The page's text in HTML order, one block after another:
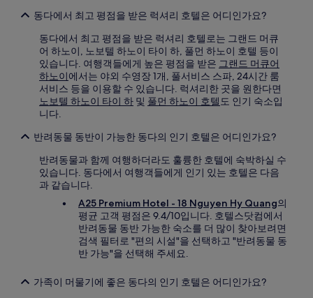
동다에서 최고 평점을 받은 럭셔리 호텔은 어디인가요?
동다에서 최고 평점을 받은 럭셔리 호텔로는 그랜드 머큐
어 하노이, 노보텔 하노이 타이 하, 풀먼 하노이 호텔 등이
있습니다. 여행객들에게 높은 평점을 받은 그랜드 머큐어
하노이에서는 야외 수영장 1개, 풀서비스 스파, 24시간 룸
서비스 등을 이용할 수 있습니다. 럭셔리한 곳을 원한다면
노보텔 하노이 타이 하 및 풀먼 하노이 호텔도 인기 숙소입
니다.
반려동물 동반이 가능한 동다의 인기 호텔은 어디인가요?
반려동물과 함께 여행하더라도 훌륭한 호텔에 숙박하실 수
있습니다. 동다에서 여행객들에게 인기 있는 호텔은 다음
과 같습니다.
A25 Premium Hotel - 18 Nguyen Hy Quang의
평균 고객 평점은 9.4/10입니다. 호텔스닷컴에서
반려동물 동반 가능한 숙소를 더 많이 찾아보려면
검색 필터로 "편의 시설"을 선택하고 "반려동물 동
반 가능"을 선택해 주세요.
가족이 머물기에 좋은 동다의 인기 호텔은 어디인가요?